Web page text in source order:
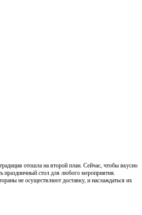
отошла на второй план. Сейчас, чтобы вкусно
праздничный стол для любого мероприятия.
не осуществляют доставку, и наслаждаться их